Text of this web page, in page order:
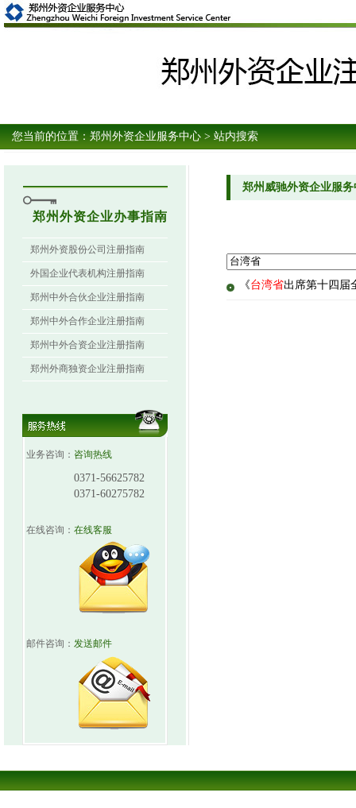
您当前的位置： 郑州外资企业服务中心 > 站内搜索
郑州外资企业办事指南
郑州外资股份公司注册指南
外国企业代表机构注册指南
郑州中外合伙企业注册指南
郑州中外合作企业注册指南
郑州中外合资企业注册指南
郑州外商独资企业注册指南
业务咨询： 咨询热线
0371-56625782
0371-60275782
在线咨询： 在线客服
邮件咨询： 发送邮件
郑州威驰外资企业服
《台湾省出席第十四届